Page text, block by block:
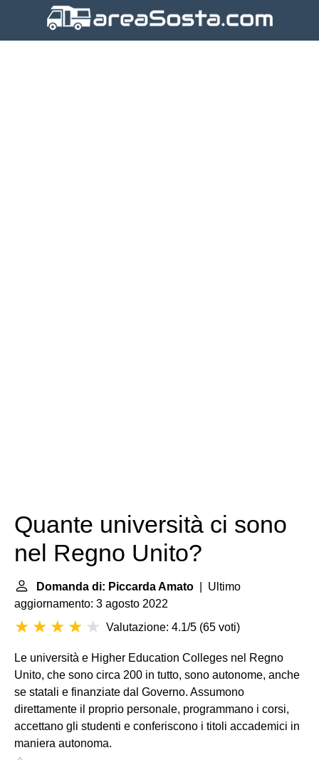
Quante università ci sono
nel Regno Unito?
Domanda di: Piccarda Amato | Ultimo
aggiornamento: 3 agosto 2022
Valutazione: 4.1/5 (65 voti)
Le università e Higher Education Colleges nel Regno
Unito, che sono circa 200 in tutto, sono autonome, anche
se statali e finanziate dal Governo. Assumono
direttamente il proprio personale, programmano i corsi,
accettano gli studenti e conferiscono i titoli accademici in
maniera autonoma.